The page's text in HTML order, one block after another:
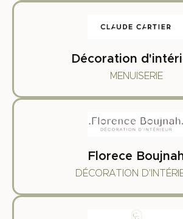
Décoration
MENUISERIE
Florece
DÉCORATION